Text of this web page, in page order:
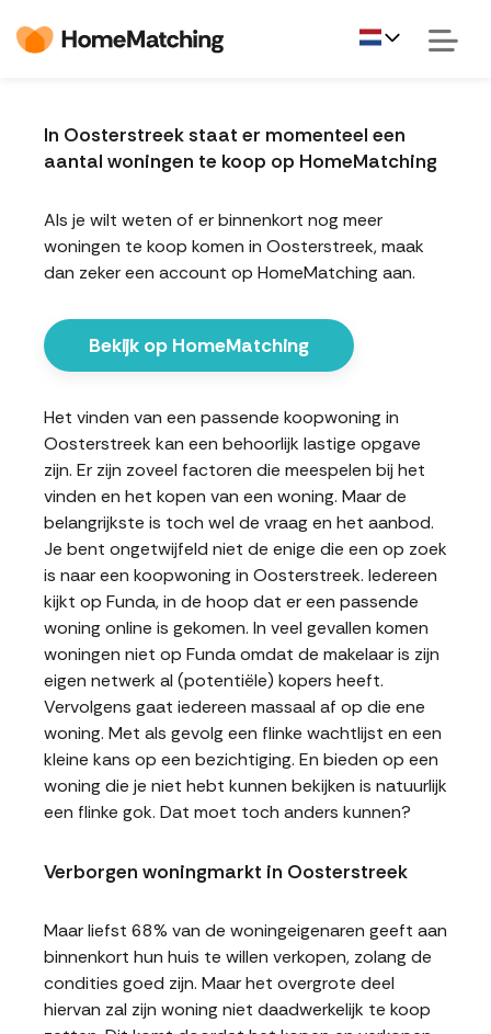
In Oosterstreek staat er momenteel een
aantal woningen te koop op HomeMatching
Als je wilt weten of er binnenkort nog meer
woningen te koop komen in Oosterstreek, maak
dan zeker een account op HomeMatching aan.
Bekijk op HomeMatching
Het vinden van een passende koopwoning in
Oosterstreek kan een behoorlijk lastige opgave
zijn. Er zijn zoveel factoren die meespelen bij het
vinden en het kopen van een woning. Maar de
belangrijkste is toch wel de vraag en het aanbod.
Je bent ongetwijfeld niet de enige die een op zoek
is naar een koopwoning in Oosterstreek. Iedereen
kijkt op Funda, in de hoop dat er een passende
woning online is gekomen. In veel gevallen komen
woningen niet op Funda omdat de makelaar is zijn
eigen netwerk al (potentiële) kopers heeft.
Vervolgens gaat iedereen massaal af op die ene
woning. Met als gevolg een flinke wachtlijst en een
kleine kans op een bezichtiging. En bieden op een
woning die je niet hebt kunnen bekijken is natuurlijk
een flinke gok. Dat moet toch anders kunnen?
Verborgen woningmarkt in Oosterstreek
Maar liefst 68% van de woningeigenaren geeft aan
binnenkort hun huis te willen verkopen, zolang de
condities goed zijn. Maar het overgrote deel
hiervan zal zijn woning niet daadwerkelijk te koop